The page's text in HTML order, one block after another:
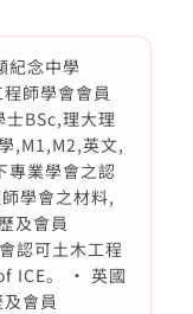
紀念中學
師學會會員
BSc,理大理
,M1,M2,英文,
專業學會之認
學會之材料,
及會員
認可土木工程
ICE。 • 英國
會員